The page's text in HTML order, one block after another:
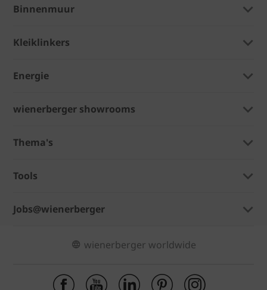
Binnenmuur
Kleiklinkers
Energie
wienerberger showrooms
Thema's
Tools
Jobs@wienerberger
wienerberger worldwide